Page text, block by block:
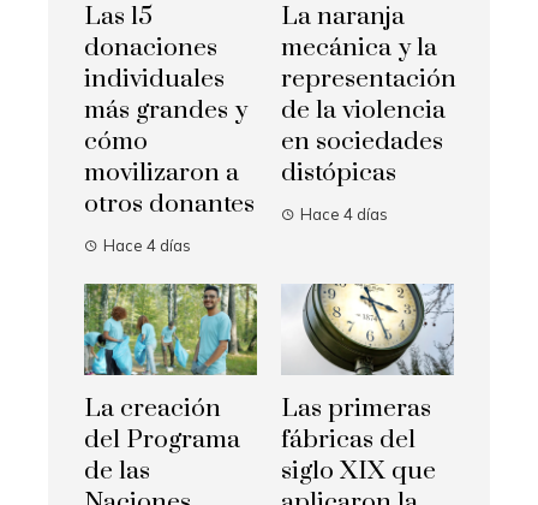
Las 15
donaciones
individuales
más grandes y
cómo
movilizaron a
otros donantes
Hace 4 días
La naranja
mecánica y la
representación
de la violencia
en sociedades
distópicas
Hace 4 días
La creación
del Programa
de las
Las primeras
fábricas del
siglo XIX que